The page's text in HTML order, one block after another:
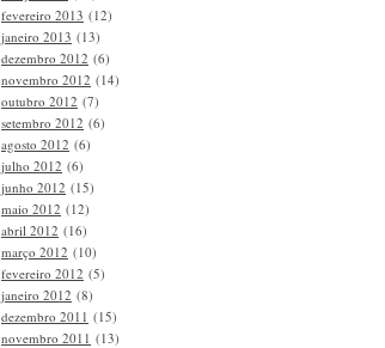
fevereiro 2013 (12)
janeiro 2013 (13)
dezembro 2012 (6)
novembro 2012 (14)
outubro 2012 (7)
setembro 2012 (6)
agosto 2012 (6)
julho 2012 (6)
junho 2012 (15)
maio 2012 (12)
abril 2012 (16)
março 2012 (10)
fevereiro 2012 (5)
janeiro 2012 (8)
dezembro 2011 (15)
novembro 2011 (13)